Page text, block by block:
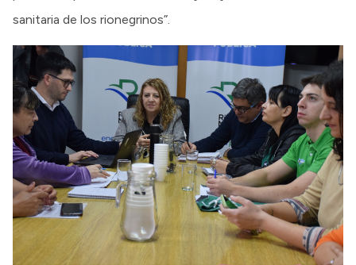
sanitaria de los rionegrinos”.